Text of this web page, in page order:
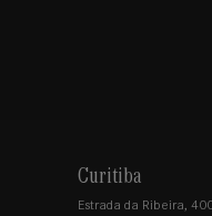
Curitiba
Estrada da Ribeira,